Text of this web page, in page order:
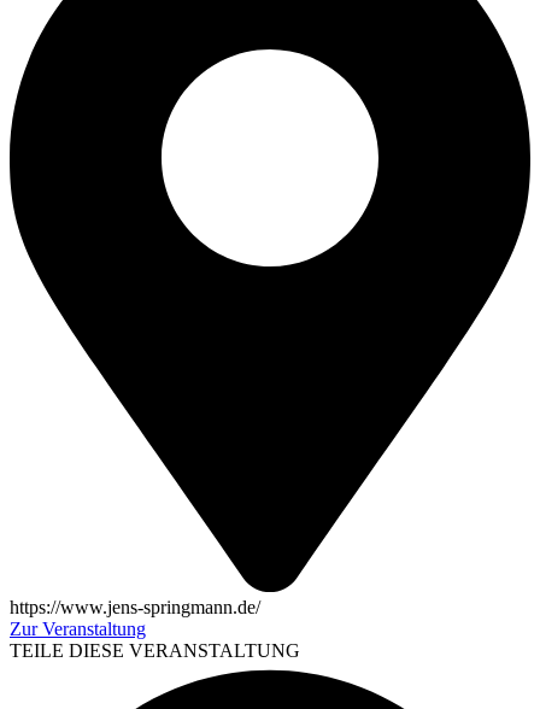
https://www.jens-springmann.de/
Zur Veranstaltung
TEILE DIESE VERANSTALTUNG